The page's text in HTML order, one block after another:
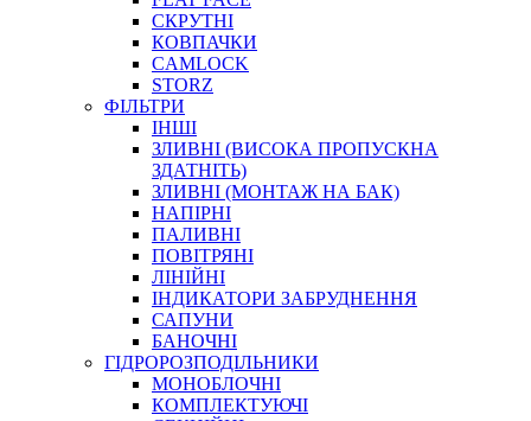
НАСОСИ, КОМПРЕСОРИ, МАНОМЕТРИ
ПАСТА, АНТИСЕПТИК
ІНСТРУМЕНТ
САДОВИЙ ІНВЕНТАР
ЕЛЕКТРИЧНІ ПРИЛАДИ
ПАЛЬНИКИ, ПАЯЛЬНИКИ, ПАЯЛЬНІ ЛАМПИ
ІНСТРУМЕНТИ ДЛЯ ЕЛЕКТРИКА
ЕЛЕКТРОІНСТРУМЕНТИ
ЗАМКИ І КОМПЛЕКТУЮЧІ
ІНСТРУМЕНТИ ДЛЯ ЗВАРЮВАННЯ, АКСЕСУАРИ
СКРУТНІ
КОВПАЧКИ
CAMLOCK
STORZ
ФІЛЬТРИ
ІНШІ
ЗЛИВНІ (ВИСОКА ПРОПУСКНА
ЗДАТНІТЬ)
ЗЛИВНІ (МОНТАЖ НА БАК)
НАПІРНІ
ПАЛИВНІ
ПОВІТРЯНІ
ЛІНІЙНІ
ІНДИКАТОРИ ЗАБРУДНЕННЯ
САПУНИ
БАНОЧНІ
ГІДРОРОЗПОДІЛЬНИКИ
МОНОБЛОЧНІ
КОМПЛЕКТУЮЧІ